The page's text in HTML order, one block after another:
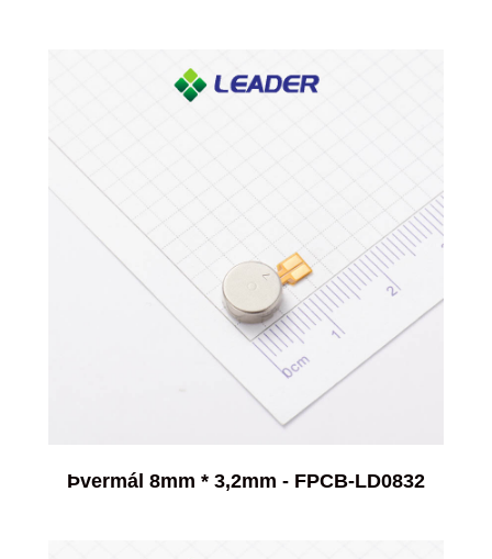
Þvermál 8mm * 3,2mm - FPCB-LD0832